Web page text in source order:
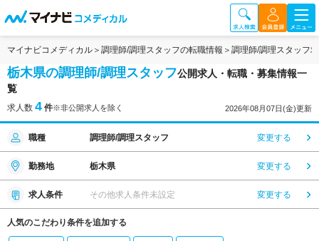
マイナビコメディカル 調理師/調理スタッフの転職情報 調理師/調理スタッフ
栃木県の調理師/調理スタッフ公開求人・転職・募集情報一
覧
求人数 4 件※非公開求人を除く 2026年08月07日(金)更新
職種 調理師/調理スタッフ 変更する
勤務地 栃木県 変更する
求人条件 その他求人条件未設定 変更する
人気のこだわり条件を追加する